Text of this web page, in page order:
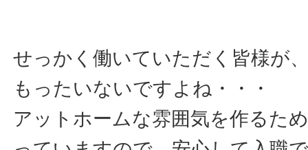
せっかく働いていただく皆様が
もったいないですよね・・・
アットホームな雰囲気を作るた